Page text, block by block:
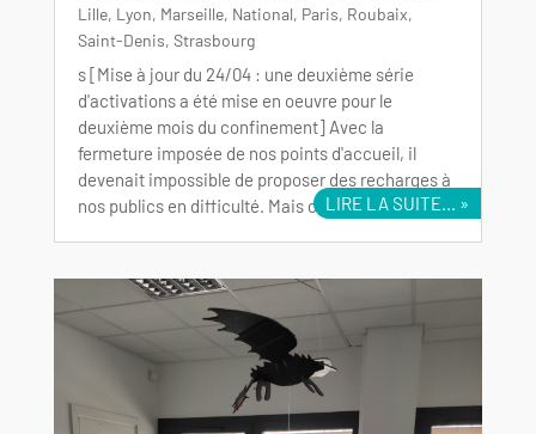
Lille, Lyon, Marseille, National, Paris, Roubaix,
Saint-Denis, Strasbourg
s [Mise à jour du 24/04 : une deuxième série
d'activations a été mise en oeuvre pour le
deuxième mois du confinement] Avec la
fermeture imposée de nos points d'accueil, il
devenait impossible de proposer des recharges à
nos publics en difficulté. Mais c'était sans...
LIRE LA SUITE...